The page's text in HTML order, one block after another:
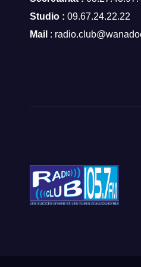
Studio : 09.67.24.22.22
Mail :